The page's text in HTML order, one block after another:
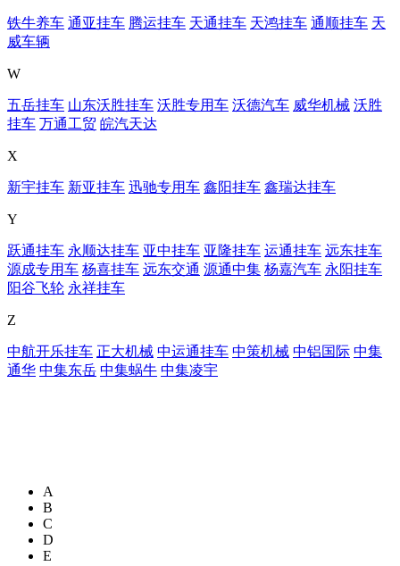
铁牛养车 通亚挂车 腾运挂车 天通挂车 天鸿挂车 通顺挂车 天
威车辆
W
五岳挂车 山东沃胜挂车 沃胜专用车 沃德汽车 威华机械 沃胜
挂车 万通工贸 皖汽天达
X
新宇挂车 新亚挂车 迅驰专用车 鑫阳挂车 鑫瑞达挂车
Y
跃通挂车 永顺达挂车 亚中挂车 亚隆挂车 运通挂车 远东挂车
源成专用车 杨喜挂车 远东交通 源通中集 杨嘉汽车 永阳挂车
阳谷飞轮 永祥挂车
Z
中航开乐挂车 正大机械 中运通挂车 中策机械 中铝国际 中集
通华 中集东岳 中集蜗牛 中集凌宇
A
B
C
D
E